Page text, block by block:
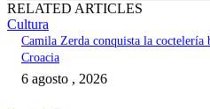
RELATED ARTICLES
Cultura
Camila Zerda conquista la
Croacia
6 agosto , 2026